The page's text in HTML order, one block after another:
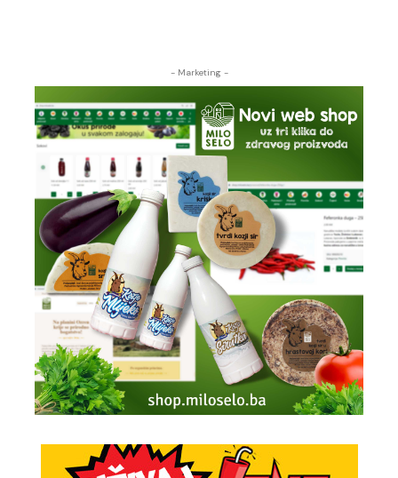
- Marketing -